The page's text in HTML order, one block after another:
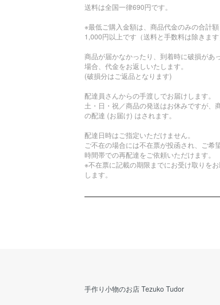
送料は全国一律690円です。
※最低ご購入金額は、商品代金のみの合計額
1,000円以上です（送料と手数料は除きます
商品が届かなかったり、到着時に破損があ
場合、代金をお返しいたします。
(破損分はご返品となります)
配達員さんからの手渡しでお届けします。
土・日・祝／商品の発送はお休みですが、
の配達 (お届け) はされます。
配達日時はご指定いただけません。
ご不在の場合には不在票が投函され、ご希
時間帯での再配達をご依頼いただけます。
※不在票に記載の期限までにお受け取りを
します。
手作り小物のお店 Tezuko Tudor